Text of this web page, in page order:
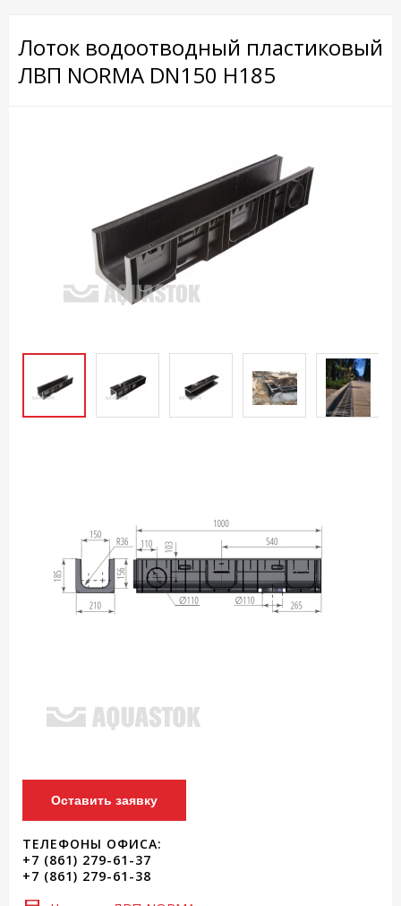
Лоток водоотводный пластиковый
ЛВП NORMA DN150 H185
Оставить заявку
ТЕЛЕФОНЫ ОФИСА:
+7 (861) 279-61-37
+7 (861) 279-61-38